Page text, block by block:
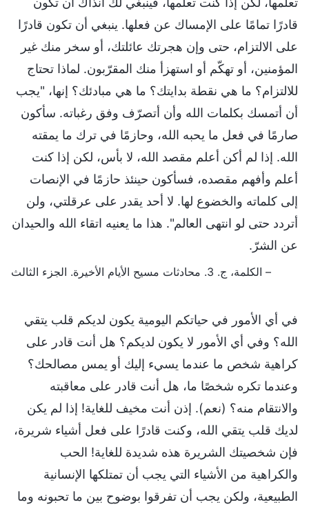
قادرًا تمامًا على الإمساك عن فعلها. ينبغي أن تكون قادرًا
على الالتزام، حتى وإن هجرتك عائلتك، أو سخر منك غير
المؤمنين، أو تهكّم أو استهزأ منك المقرّبون. لماذا تحتاج
للالتزام؟ ما هي نقطة بدايتك؟ ما هي مبادئك؟ إنها، "يجب
أن أتمسك بكلمات الله وأن أتصرّف وفق رغباته. سأكون
صارمًا في فعل ما يحبه الله، وحازمًا في ترك ما يمقته
الله. إذا لم أكن أعلم مقصد الله، لا بأس، لكن إذا كنت
أعلم وأفهم مقصده، فسأكون حينئذ حازمًا في الإنصات
إلى كلماته والخضوع لها. لا أحد يقدر على عرقلتي، ولن
أتردد حتى لو انتهى العالم". هذا ما يعنيه اتقاء الله والحيدان
عن الشرّ.
– الكلمة، ج. 3. محادثات مسيح الأيام الأخيرة. الجزء الثالث
في أي الأمور في حياتكم اليومية يكون لديكم قلب يتقي
الله؟ وفي أي الأمور لا يكون لديكم؟ هل أنت قادر على
كراهية شخص ما عندما يسيء إليك أو يمس مصالحك؟
وعندما تكره شخصًا ما، هل أنت قادر على معاقبته
والانتقام منه؟ (نعم). إذن أنت مخيف للغاية! إذا لم يكن
لديك قلب يتقي الله، وكنت قادرًا على فعل أشياء شريرة،
فإن شخصيتك الشريرة هذه شديدة للغاية! الحب
والكراهية من الأشياء التي يجب أن تمتلكها الإنسانية
الطبيعية، ولكن يجب أن تفرقوا بوضوح بين ما تحبونه وما